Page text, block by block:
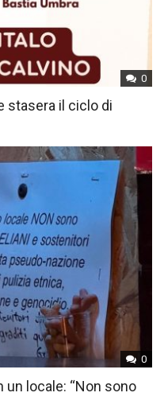
0
stasera il ciclo di
0
un locale: “Non sono